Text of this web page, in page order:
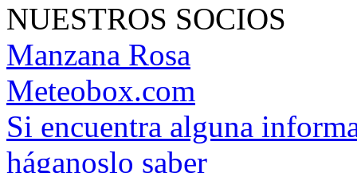
NUESTROS SOCIOS
Manzana Rosa
Meteobox.com
Si encuentra alguna
háganoslo saber